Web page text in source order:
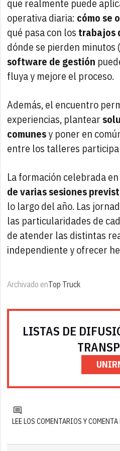
que realmente puede
operativa diaria: cómo se
qué pasa con los trabajos
dónde se pierden minutos
software de gestión
fluya y mejore el proceso.
Además, el encuentro
experiencias, plantear
comunesy poner en
entre los talleres
La formación celebrada
de varias sesiones
lo largo del año. Las
las particularidades de
de atender las distintas
independiente y ofrecer
Archivado enTop Truck
LISTAS DE
LEE LOS COMENTARIOS Y